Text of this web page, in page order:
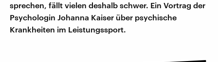
sprechen, fällt vielen deshalb schwer. Ein Vortrag der
Psychologin Johanna Kaiser über psychische
Krankheiten im Leistungssport.